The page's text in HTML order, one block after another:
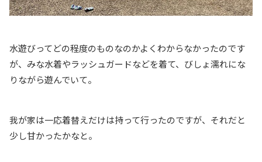
水遊びってどの程度のものなのかよくわからなかったのです
が、みな水着やラッシュガードなどを着て、びしょ濡れにな
りながら遊んでいて。
我が家は一応着替えだけは持って行ったのですが、それだと
少し甘かったかなと。